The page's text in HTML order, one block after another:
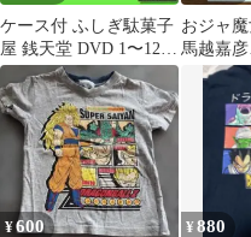
ケース付 ふしぎ駄菓子
屋 銭天堂 DVD 1〜12
巻 全12巻セット
おジャ
馬越嘉彦
¥600 ¥880